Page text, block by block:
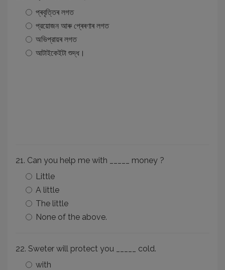
প্ৰবৃত্তিৰ লগত
প্রয়োজন আৰু প্ৰেৰণাৰ লগত
অভিপ্রায়ৰ লগত
আটাইকেইটা শুদ্ধ।
21. Can you help me with _____ money ?
Little
A little
The little
None of the above.
22. Sweter will protect you _____ cold.
with